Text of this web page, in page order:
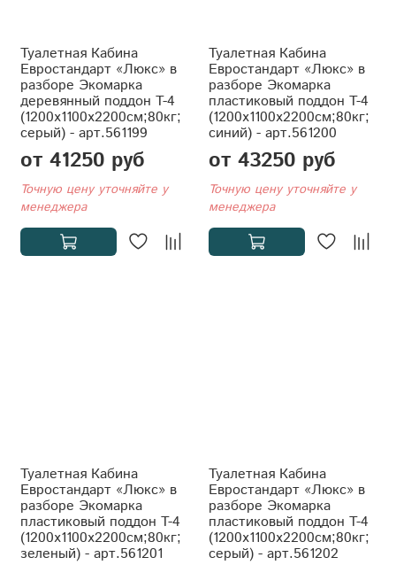
Туалетная Кабина
Евростандарт «Люкс» в
разборе Экомарка
деревянный поддон T-4
(1200x1100x2200см;80кг;
серый) - арт.561199
от 41250 руб
Точную цену уточняйте у
менеджера
Туалетная Кабина
Евростандарт «Люкс» в
разборе Экомарка
пластиковый поддон T-4
(1200x1100x2200см;80кг;
синий) - арт.561200
от 43250 руб
Точную цену уточняйте у
менеджера
Туалетная Кабина
Евростандарт «Люкс» в
разборе Экомарка
пластиковый поддон T-4
(1200x1100x2200см;80кг;
зеленый) - арт.561201
Туалетная Кабина
Евростандарт «Люкс» в
разборе Экомарка
пластиковый поддон T-4
(1200x1100x2200см;80кг;
серый) - арт.561202